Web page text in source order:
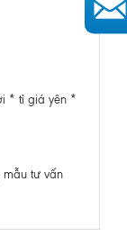
* tỉ giá yên *
mẫu tư vấn